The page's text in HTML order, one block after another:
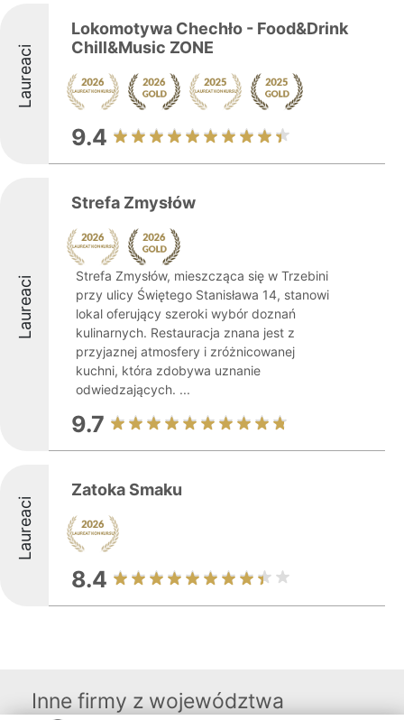
Laureaci
Lokomotywa Chechło - Food&Drink
Chill&Music ZONE
9.4
Laureaci
Strefa Zmysłów
Strefa Zmysłów, mieszcząca się w Trzebini
przy ulicy Świętego Stanisława 14, stanowi
lokal oferujący szeroki wybór doznań
kulinarnych. Restauracja znana jest z
przyjaznej atmosfery i zróżnicowanej
kuchni, która zdobywa uznanie
odwiedzających. ...
9.7
Laureaci
Zatoka Smaku
8.4
Inne firmy z województwa